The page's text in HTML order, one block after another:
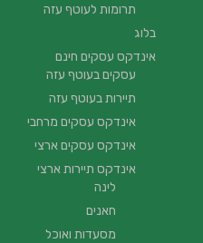
תרומות לעוטף עזה
בלוג
אינדקס עסקים חינם
עסקים בעוטף עזה
תיירות בעוטף עזה
אינדקס עסקים מרחבי
אינדקס עסקים ארצי
אינדקס תיירות ארצי
לינה
חאנים
מסעדות ואוכל